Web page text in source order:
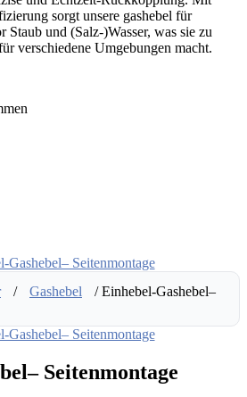
sorgt unsere gashebel für
und (Salz-)Wasser, was sie zu
verschiedene Umgebungen macht.
/ Gashebel
/ Einhebel-Gashebel–
Seitenmontage